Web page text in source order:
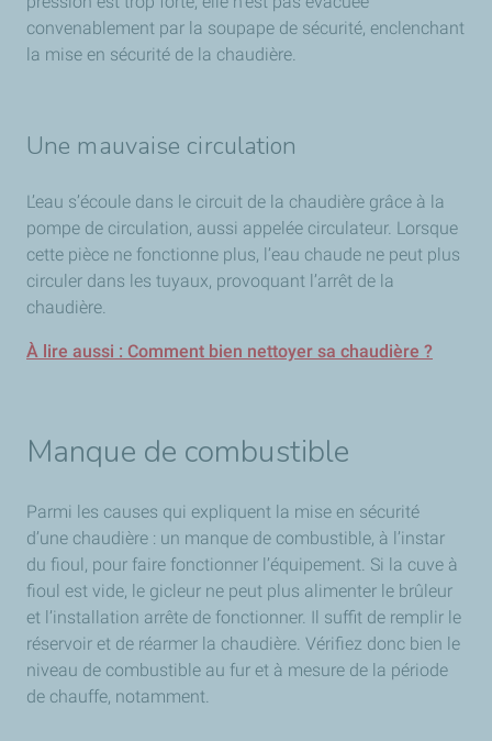
convenablement par la soupape de sécurité, enclenchant
la mise en sécurité de la chaudière.
Une mauvaise circulation
L’eau s’écoule dans le circuit de la chaudière grâce à la
pompe de circulation, aussi appelée circulateur. Lorsque
cette pièce ne fonctionne plus, l’eau chaude ne peut plus
circuler dans les tuyaux, provoquant l’arrêt de la
chaudière.
À lire aussi : Comment bien nettoyer sa chaudière ?
Manque de combustible
Parmi les causes qui expliquent la mise en sécurité
d’une chaudière : un manque de combustible, à l’instar
du fioul, pour faire fonctionner l’équipement. Si la cuve à
fioul est vide, le gicleur ne peut plus alimenter le brûleur
et l’installation arrête de fonctionner. Il suffit de remplir le
réservoir et de réarmer la chaudière. Vérifiez donc bien le
niveau de combustible au fur et à mesure de la période
de chauffe, notamment.